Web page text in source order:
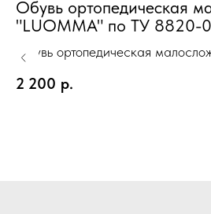
Обувь ортопедическая
"LUOMMA" по ТУ 8820-
2013 серийного
Женская красный р-р 40
Обувь ортопедическая
производства туфли Женская
2 200 р.